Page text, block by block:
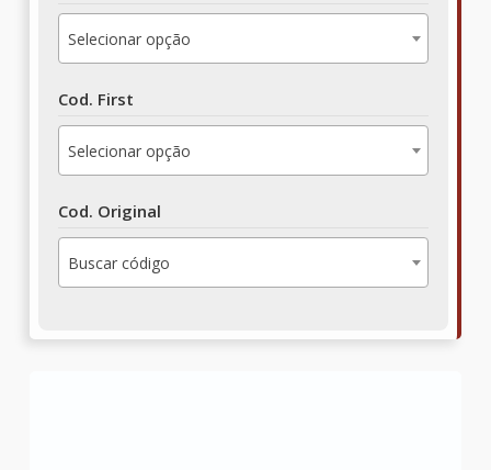
Selecionar opção
Cod. First
Selecionar opção
Cod. Original
Buscar código